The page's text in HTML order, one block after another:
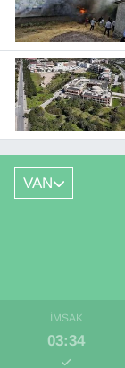
VAN
İMSAK
03:34